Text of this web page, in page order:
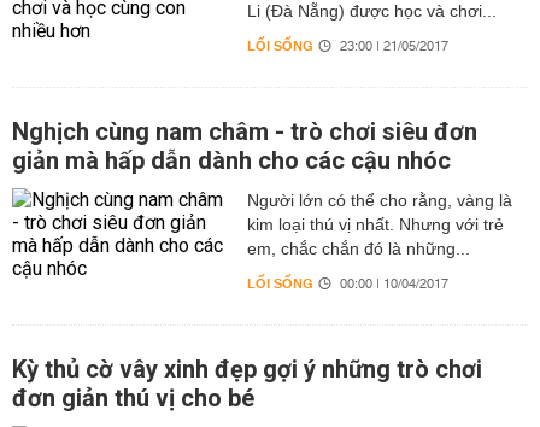
Li (Đà Nẵng) được học và chơi...
LỐI SỐNG 23:00 | 21/05/2017
Nghịch cùng nam châm - trò chơi siêu đơn
giản mà hấp dẫn dành cho các cậu nhóc
Người lớn có thể cho rằng, vàng là
kim loại thú vị nhất. Nhưng với trẻ
em, chắc chắn đó là những...
LỐI SỐNG 00:00 | 10/04/2017
Kỳ thủ cờ vây xinh đẹp gợi ý những trò chơi
đơn giản thú vị cho bé